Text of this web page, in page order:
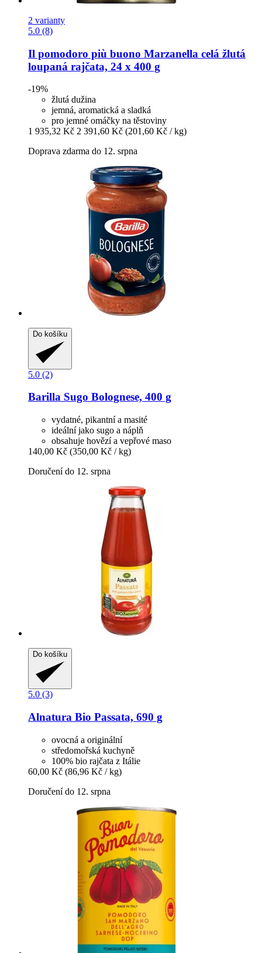
2 varianty
5.0 (8)
Il pomodoro più buono Marzanella celá žlutá
loupaná rajčata, 24 x 400 g
-19%
žlutá dužina
jemná, aromatická a sladká
pro jemné omáčky na těstoviny
1 935,32 Kč 2 391,60 Kč (201,60 Kč / kg)
Doprava zdarma do 12. srpna
Do košíku
5.0 (2)
Barilla Sugo Bolognese, 400 g
vydatné, pikantní a masité
ideální jako sugo a náplň
obsahuje hovězí a vepřové maso
140,00 Kč (350,00 Kč / kg)
Doručení do 12. srpna
Do košíku
5.0 (3)
Alnatura Bio Passata, 690 g
ovocná a originální
středomořská kuchyně
100% bio rajčata z Itálie
60,00 Kč (86,96 Kč / kg)
Doručení do 12. srpna